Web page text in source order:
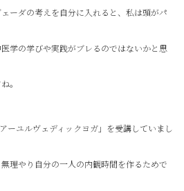
ーダの考えを自分に入れると、私は頭がパ
学の学びや実践がブレるのではないかと思
。
ーユルヴェディックヨガ」を受講していまし
理やり自分の一人の内観時間を作るためで